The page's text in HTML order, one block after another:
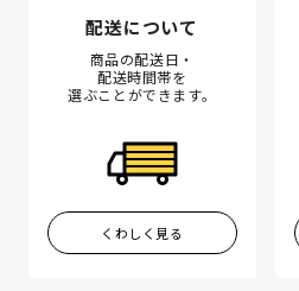
配送について
商品の配送日・
配送時間帯を
選ぶことができます。
くわしく見る